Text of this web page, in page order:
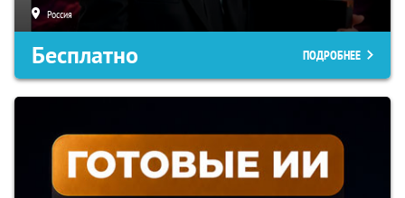
Россия
Бесплатно ПОДРОБНЕЕ